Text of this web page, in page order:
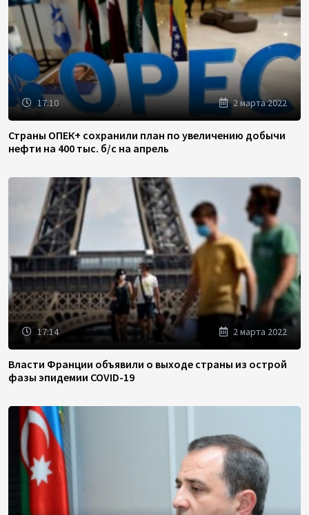
17:10 2 марта 2022
Страны ОПЕК+ сохранили план по увеличению добычи
нефти на 400 тыс. б/с на апрель
17:14 2 марта 2022
Власти Франции объявили о выходе страны из острой
фазы эпидемии COVID-19